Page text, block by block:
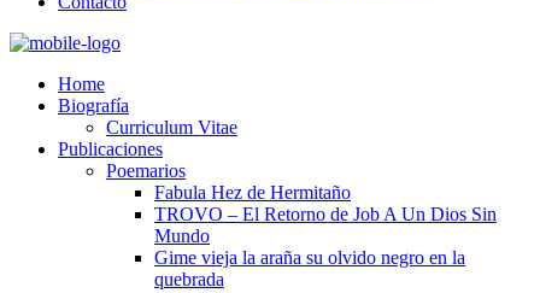
Home
Biografía
Curriculum Vitae​
Publicaciones
Poemarios
Fabula Hez de Hermitaño
TROVO – El Retorno de Job A Un Dios Sin
Mundo
Gime vieja la araña su olvido negro en la
quebrada